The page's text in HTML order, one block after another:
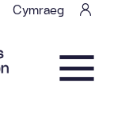
Cymraeg